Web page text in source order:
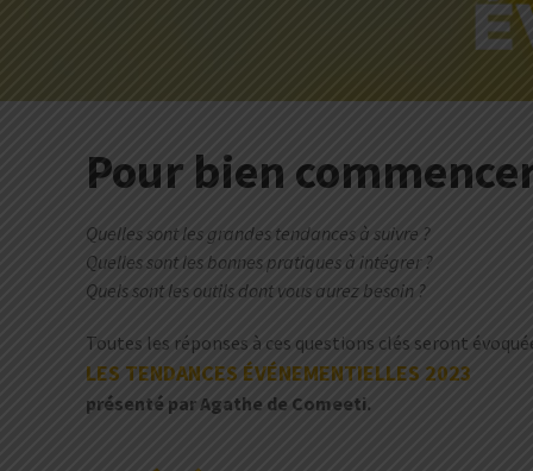
Pour bien
Quelles sont les grandes tendances à suivre ?
Quelles sont les bonnes pratiques à intégrer ?
Quels sont les outils dont vous aurez besoin ?
Toutes les réponses à ces questions clés seront
LES TENDANCES ÉVÉNEMENTIELLES 2023
présenté par Agathe de Comeeti.